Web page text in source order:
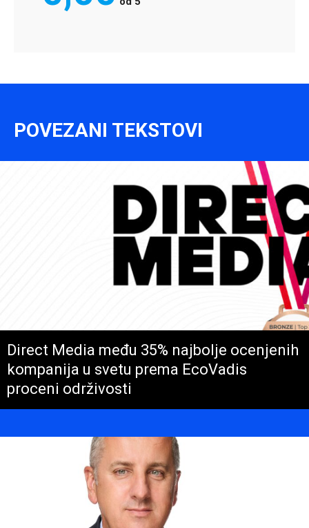
POVEZANI TEKSTOVI
Direct Media među 35% najbolje ocenjenih
kompanija u svetu prema EcoVadis
proceni održivosti